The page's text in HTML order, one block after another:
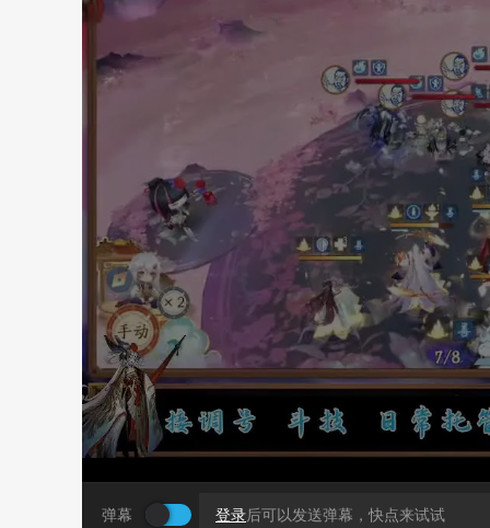
弹幕 登录后可以发送弹幕，快点来试试